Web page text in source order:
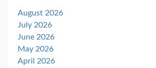
August 2026
July 2026
June 2026
May 2026
April 2026